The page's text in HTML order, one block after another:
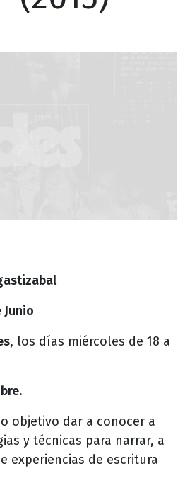
, los días miércoles de 18 a
.
objetivo dar a conocer a
y técnicas para narrar, a
experiencias de escritura